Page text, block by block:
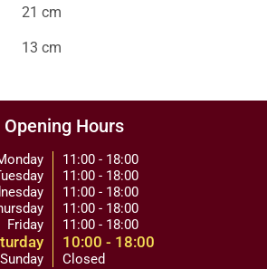
21 cm
13 cm
Opening Hours
Friday
Sunday
11:00 - 18:00
11:00 - 18:00
11:00 - 18:00
11:00 - 18:00
11:00 - 18:00
10:00 - 18:00
Closed